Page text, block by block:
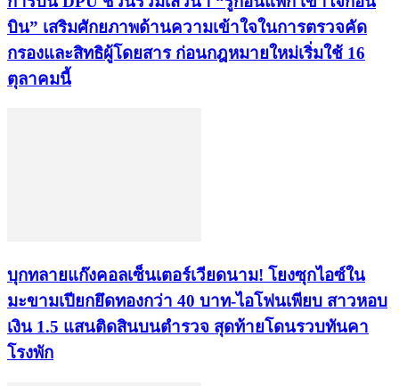
บิน” เสริมศักยภาพด้านความเข้าใจในการตรวจคัด
กรองและสิทธิผู้โดยสาร ก่อนกฎหมายใหม่เริ่มใช้ 16
ตุลาคมนี้
บุกทลายแก๊งคอลเซ็นเตอร์เวียดนาม! โยงซุกไอซ์ใน
มะขามเปียกยึดทองกว่า 40 บาท-ไอโฟนเพียบ สาวหอบ
เงิน 1.5 แสนติดสินบนตำรวจ สุดท้ายโดนรวบทันคา
โรงพัก